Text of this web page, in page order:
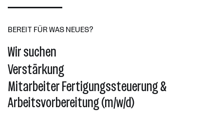
Weng im Innkreis
BEREIT FÜR WAS NEUES?
Wir suchen
Verstärkung
Mitarbeiter Fertigungssteuerung &
Arbeitsvorbereitung (m/w/d)